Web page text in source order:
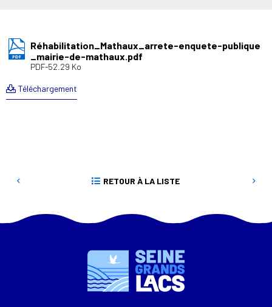
Réhabilitation_Mathaux_arrete-enquete-publique
_mairie-de-mathaux.pdf
PDF-52.29 Ko
Téléchargement
RETOUR À LA LISTE